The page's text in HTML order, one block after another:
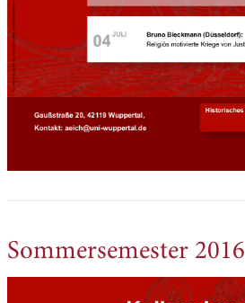
Sommersemester 2016